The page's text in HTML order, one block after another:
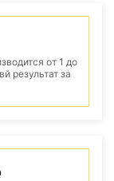
от 1 до
результат за